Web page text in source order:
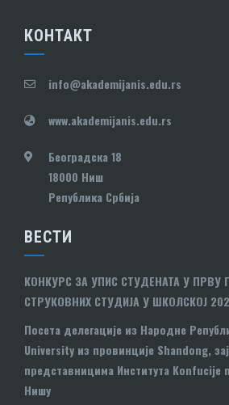
КОНТАКТ
info@akademijanis.edu.rs
www.akademijanis.edu.rs
Београдска 18
18000 Ниш
Република Србија
ВЕСТИ
КОНКУРС ЗА УПИС СТУДЕНАТА У ПРВУ
СТРУКОВНИХ СТУДИЈА У ШКОЛСКОЈ
Посета делегације из Народне
University из провинције Shandong,
представницима Института Konfucije
Нишу